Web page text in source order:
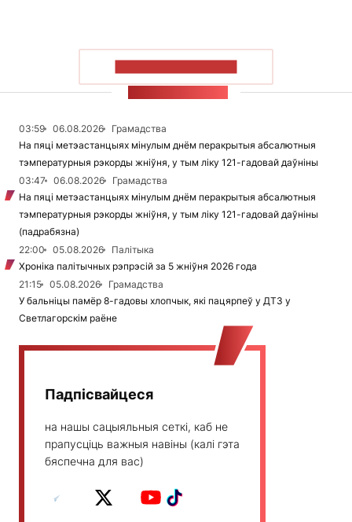
03:59 06.08.2026
Грамадства
На пяці метэастанцыях мінулым днём перакрытыя абсалютныя
тэмпературныя рэкорды жніўня, у тым ліку 121-гадовай даўніны
03:47
06.08.2026
Грамадства
На пяці метэастанцыях мінулым днём перакрытыя абсалютныя
тэмпературныя рэкорды жніўня, у тым ліку 121-гадовай даўніны
(падрабязна)
22:00
05.08.2026
Палітыка
Хроніка палітычных рэпрэсій за 5 жніўня 2026 года
21:15
05.08.2026
Грамадства
У бальніцы памёр 8-гадовы хлопчык, які пацярпеў у ДТЗ у
Светлагорскім раёне
Падпісвайцеся
на нашы сацыяльныя сеткі, каб не
прапусціць важныя навіны (калі гэта
бяспечна для вас)